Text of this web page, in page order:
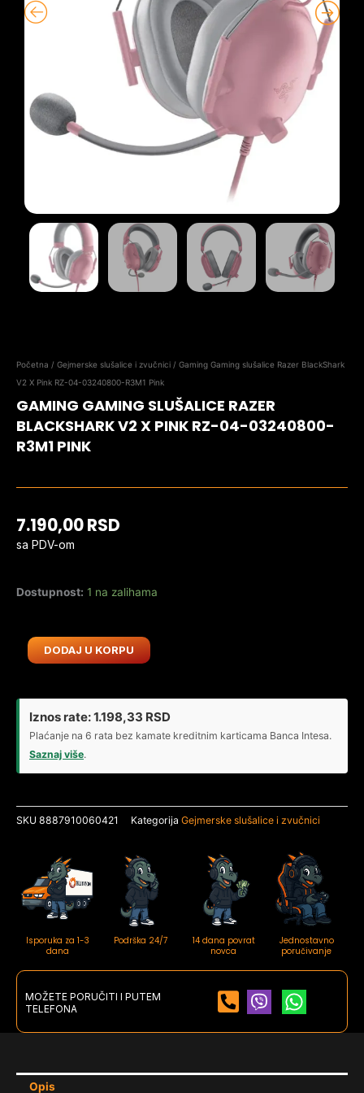
Početna / Gejmerske slušalice i zvučnici / Gaming Gaming slušalice Razer BlackShark
V2 X Pink RZ-04-03240800-R3M1 Pink
GAMING GAMING SLUŠALICE RAZER
BLACKSHARK V2 X PINK RZ-04-03240800-
R3M1 PINK
7.190,00RSD
sa PDV-om
Dostupnost: 1 na zalihama
Gaming
Gaming
Razer
BlackShark
Pink
04-
03240800-
količina
DODAJ U KORPU
Iznos rate:1.198,33 RSD
Plaćanje na 6 rata bez kamate kreditnim karticama Banca Intesa.
Saznaj više.
SKU 8887910060421 Kategorija Gejmerske slušalice i zvučnici
Isporuka za 1-3
dana
Podrška 24/7
14 dana povrat
novca
Jednostavno
poručivanje
MOŽETE PORUČITI I PUTEM
TELEFONA
Opis